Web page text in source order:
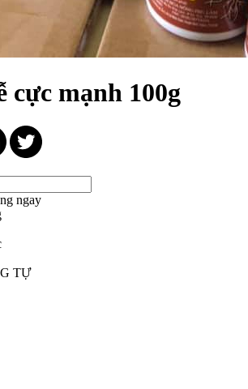
cực mạnh 100g
ngay
TỰ